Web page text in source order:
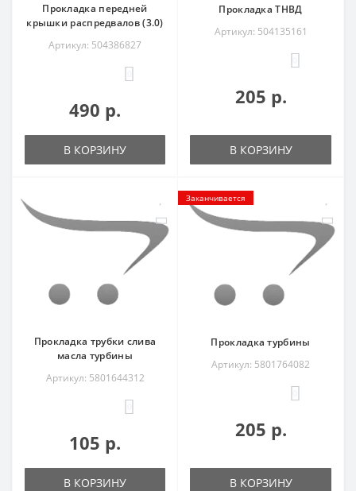
Прокладка передней
крышки распредвалов (3.0)
Артикул: 504386827
490 р.
В КОРЗИНУ
Прокладка ТНВД
Артикул: 504135161
205 р.
В КОРЗИНУ
Прокладка трубки слива
масла турбины
Артикул: 5801644312
105 р.
В КОРЗИНУ
Заканчивается
Прокладка турбины
Артикул: 5801764082
205 р.
В КОРЗИНУ